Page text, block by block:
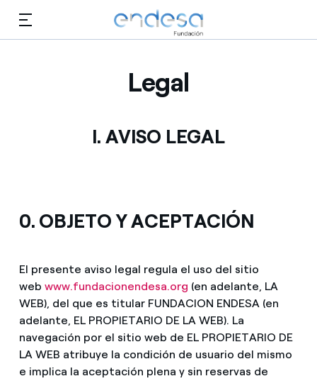
Biodiversidad
Voluntariado
Prensa
Agenda
Legal
I. AVISO LEGAL
0. OBJETO Y ACEPTACIÓN
El presente aviso legal regula el uso del sitio
web www.fundacionendesa.org (en adelante, LA
WEB), del que es titular FUNDACION ENDESA (en
adelante, EL PROPIETARIO DE LA WEB). La
navegación por el sitio web de EL PROPIETARIO DE
LA WEB atribuye la condición de usuario del mismo
e implica la aceptación plena y sin reservas de